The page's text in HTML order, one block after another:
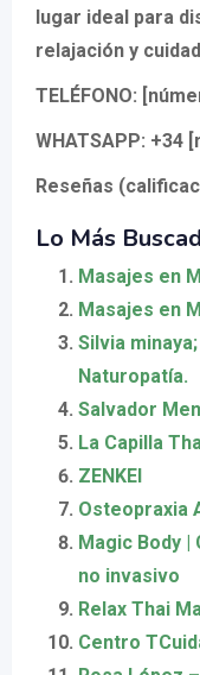
lugar ideal para
relajación y
TELÉFONO:
WHATSAPP: +34
Reseñas
Lo Más
Masajes en
Masajes en
Silvia
Naturopatía.
Salvador
La Capilla
ZENKEI
Osteopraxia
Magic Body
no invasivo
Relax Thai
Centro